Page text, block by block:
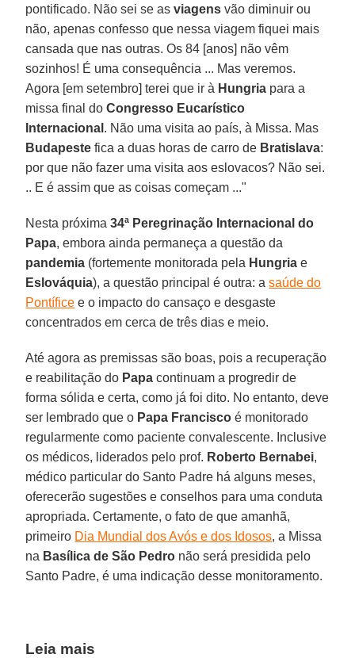
pontificado. Não sei se asviagens vão diminuir ou
não, apenas confesso que nessa viagem fiquei mais
cansada que nas outras. Os 84 [anos] não vêm
sozinhos! É uma consequência ... Mas veremos.
Agora [em setembro] terei que ir à Hungria para a
missa final doCongresso Eucarístico
Internacional . Não uma visita ao país, à Missa. Mas
Budapeste fica a duas horas de carro de Bratislava:
por que não fazer uma visita aos eslovacos? Não sei.
.. E é assim que as coisas começam ..."
Nesta próxima34ª Peregrinação Internacional do
Papa, embora ainda permaneça a questão da
pandemia (fortemente monitorada pela Hungria e
Eslováquia), a questão principal é outra: asaúde do
Pontífice e o impacto do cansaço e desgaste
concentrados em cerca de três dias e meio.
Até agora as premissas são boas, pois a recuperação
e reabilitação do Papa continuam a progredir de
forma sólida e certa, como já foi dito. No entanto, deve
ser lembrado que o Papa Francisco é monitorado
regularmente como paciente convalescente. Inclusive
os médicos, liderados pelo prof. Roberto Bernabei,
médico particular do Santo Padre há alguns meses,
oferecerão sugestões e conselhos para uma conduta
apropriada. Certamente, o fato de que amanhã,
primeiro Dia Mundial dos Avós e dos Idosos, a Missa
na Basílica de São Pedro não será presidida pelo
Santo Padre, é uma indicação desse monitoramento.
Leia mais